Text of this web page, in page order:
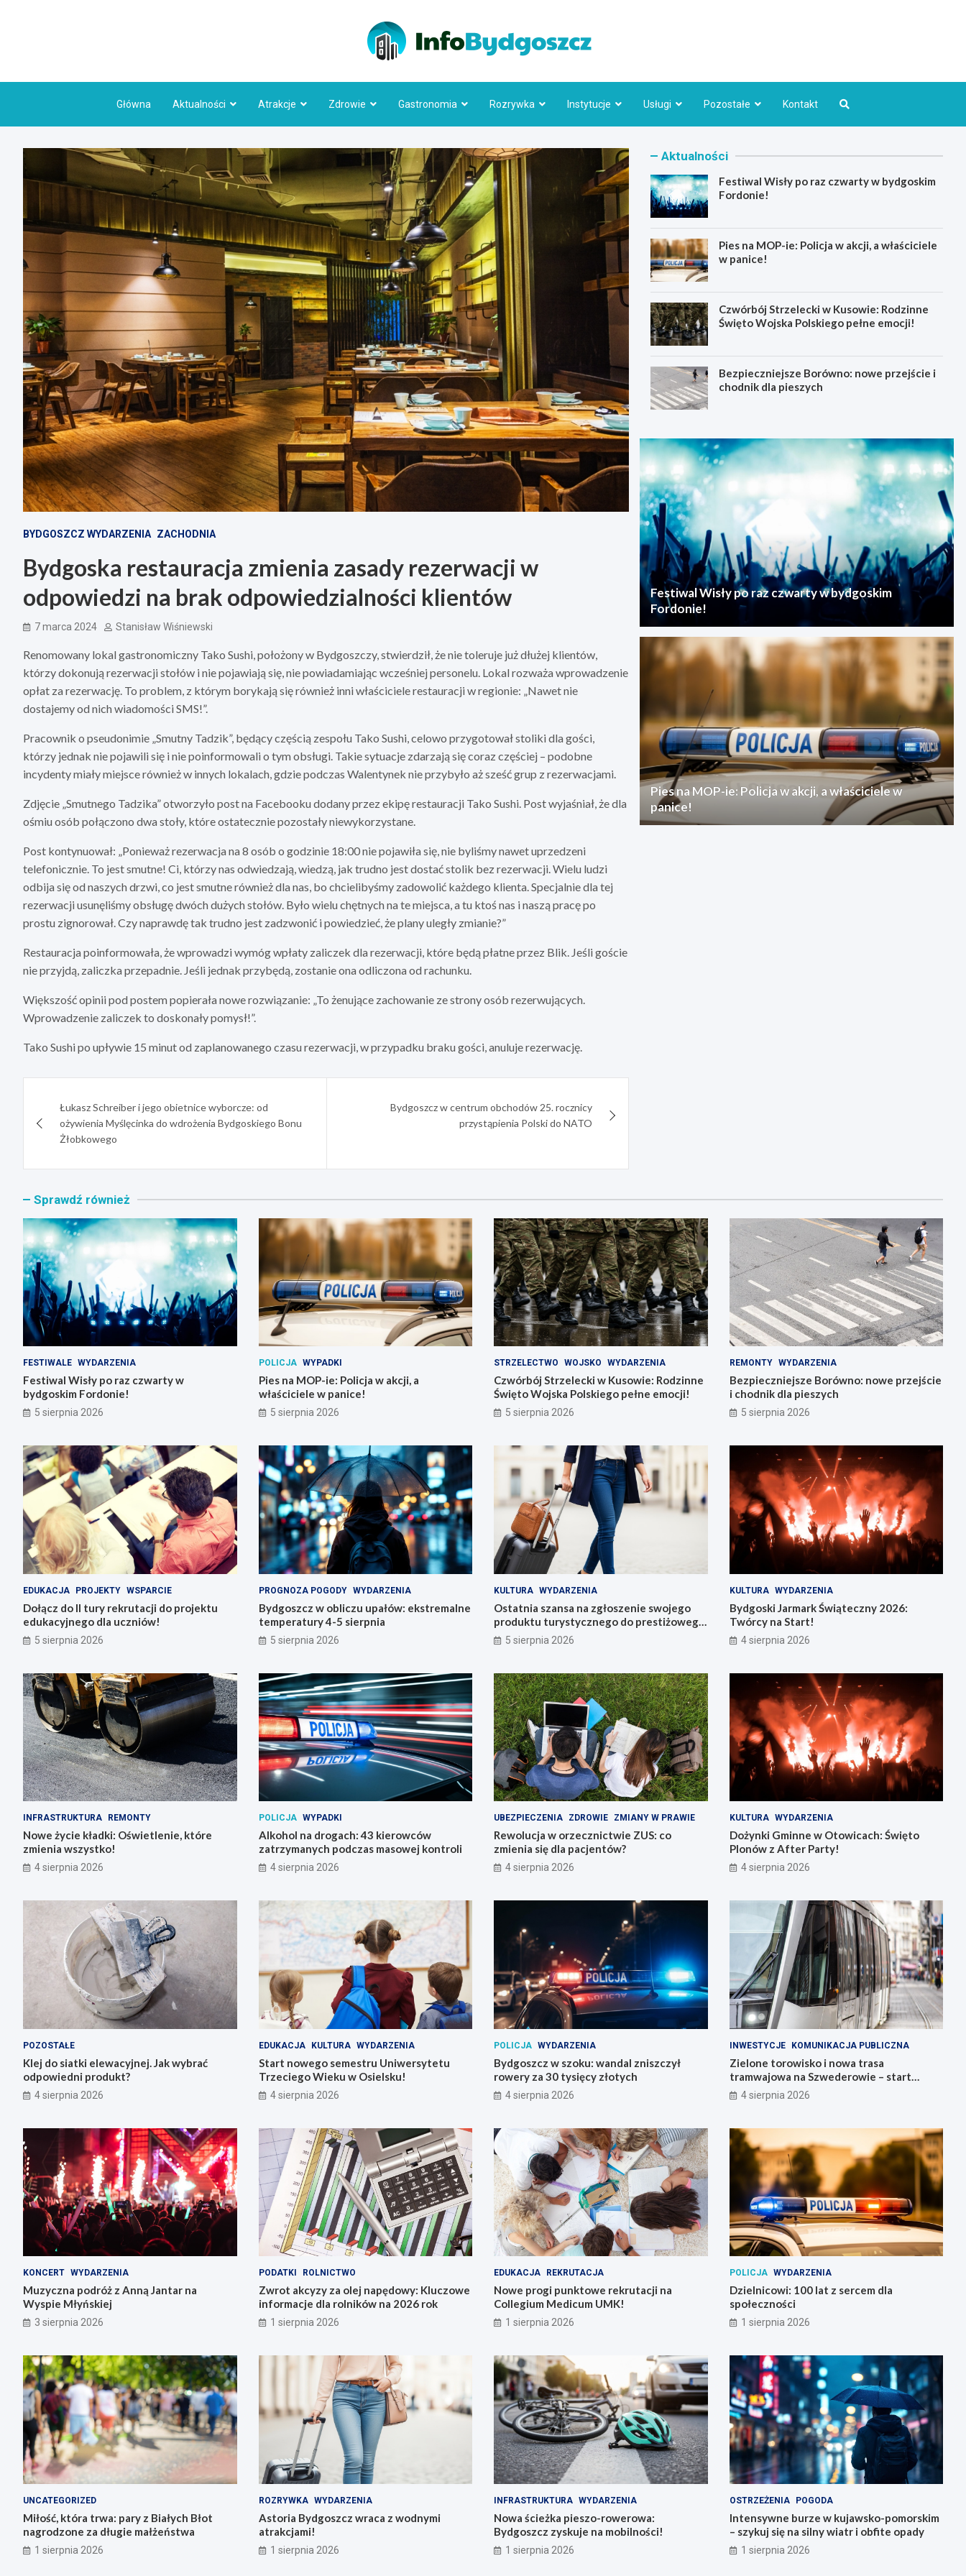
Główna Aktualności Atrakcje Zdrowie Gastronomia Rozrywka Instytucje Usługi Pozostałe Kontakt
BYDGOSZCZ WYDARZENIA ZACHODNIA
Bydgoska restauracja zmienia zasady rezerwacji w
odpowiedzi na brak odpowiedzialności klientów
7 marca 2024 Stanisław Wiśniewski
Renomowany lokal gastronomiczny Tako Sushi, położony w Bydgoszczy, stwierdził, że nie toleruje już dłużej klientów,
którzy dokonują rezerwacji stołów i nie pojawiają się, nie powiadamiając wcześniej personelu. Lokal rozważa wprowadzenie
opłat za rezerwację. To problem, z którym borykają się również inni właściciele restauracji w regionie: „Nawet nie
dostajemy od nich wiadomości SMS!”.
Pracownik o pseudonimie „Smutny Tadzik”, będący częścią zespołu Tako Sushi, celowo przygotował stoliki dla gości,
którzy jednak nie pojawili się i nie poinformowali o tym obsługi. Takie sytuacje zdarzają się coraz częściej – podobne
incydenty miały miejsce również w innych lokalach, gdzie podczas Walentynek nie przybyło aż sześć grup z rezerwacjami.
Zdjęcie „Smutnego Tadzika” otworzyło post na Facebooku dodany przez ekipę restauracji Tako Sushi. Post wyjaśniał, że dla
ośmiu osób połączono dwa stoły, które ostatecznie pozostały niewykorzystane.
Post kontynuował: „Ponieważ rezerwacja na 8 osób o godzinie 18:00 nie pojawiła się, nie byliśmy nawet uprzedzeni
telefonicznie. To jest smutne! Ci, którzy nas odwiedzają, wiedzą, jak trudno jest dostać stolik bez rezerwacji. Wielu ludzi
odbija się od naszych drzwi, co jest smutne również dla nas, bo chcielibyśmy zadowolić każdego klienta. Specjalnie dla tej
rezerwacji usunęliśmy obsługę dwóch dużych stołów. Było wielu chętnych na te miejsca, a tu ktoś nas i naszą pracę po
prostu zignorował. Czy naprawdę tak trudno jest zadzwonić i powiedzieć, że plany uległy zmianie?”
Restauracja poinformowała, że wprowadzi wymóg wpłaty zaliczek dla rezerwacji, które będą płatne przez Blik. Jeśli goście
nie przyjdą, zaliczka przepadnie. Jeśli jednak przybędą, zostanie ona odliczona od rachunku.
Większość opinii pod postem popierała nowe rozwiązanie: „To żenujące zachowanie ze strony osób rezerwujących.
Wprowadzenie zaliczek to doskonały pomysł!”.
Tako Sushi po upływie 15 minut od zaplanowanego czasu rezerwacji, w przypadku braku gości, anuluje rezerwację.
wpisuŁukasz Schreiber i jego obietnice wyborcze: od
ożywienia Myślęcinka do wdrożenia Bydgoskiego Bonu
Żłobkowego
Bydgoszcz w centrum obchodów 25. rocznicy
przystąpienia Polski do NATO
Aktualności
Festiwal Wisły po raz czwarty w bydgoskim
Fordonie!
Pies na MOP-ie: Policja w akcji, a właściciele
w panice!
Czwórbój Strzelecki w Kusowie: Rodzinne
Święto Wojska Polskiego pełne emocji!
Bezpieczniejsze Borówno: nowe przejście i
chodnik dla pieszych
Festiwal Wisły po raz czwarty w bydgoskim
Fordonie!
Pies na MOP-ie: Policja w akcji, a właściciele w
panice!
Sprawdź również
FESTIWALE WYDARZENIA
Festiwal Wisły po raz czwarty w
bydgoskim Fordonie!
5 sierpnia 2026
POLICJA WYPADKI
Pies na MOP-ie: Policja w akcji, a
właściciele w panice!
5 sierpnia 2026
STRZELECTWO WOJSKO WYDARZENIA
Czwórbój Strzelecki w Kusowie: Rodzinne
Święto Wojska Polskiego pełne emocji!
5 sierpnia 2026
REMONTY WYDARZENIA
Bezpieczniejsze Borówno: nowe przejście
i chodnik dla pieszych
5 sierpnia 2026
EDUKACJA PROJEKTY WSPARCIE
Dołącz do II tury rekrutacji do projektu
edukacyjnego dla uczniów!
5 sierpnia 2026
PROGNOZA POGODY WYDARZENIA
Bydgoszcz w obliczu upałów: ekstremalne
temperatury 4-5 sierpnia
5 sierpnia 2026
KULTURA WYDARZENIA
Ostatnia szansa na zgłoszenie swojego
produktu turystycznego do prestiżowego
konkursu POT
5 sierpnia 2026
KULTURA WYDARZENIA
Bydgoski Jarmark Świąteczny 2026:
Twórcy na Start!
4 sierpnia 2026
INFRASTRUKTURA REMONTY
Nowe życie kładki: Oświetlenie, które
zmienia wszystko!
4 sierpnia 2026
POLICJA WYPADKI
Alkohol na drogach: 43 kierowców
zatrzymanych podczas masowej kontroli
4 sierpnia 2026
UBEZPIECZENIA ZDROWIE ZMIANY W PRAWIE
Rewolucja w orzecznictwie ZUS: co
zmienia się dla pacjentów?
4 sierpnia 2026
KULTURA WYDARZENIA
Dożynki Gminne w Otowicach: Święto
Plonów z After Party!
4 sierpnia 2026
POZOSTAŁE
Klej do siatki elewacyjnej. Jak wybrać
odpowiedni produkt?
4 sierpnia 2026
EDUKACJA KULTURA WYDARZENIA
Start nowego semestru Uniwersytetu
Trzeciego Wieku w Osielsku!
4 sierpnia 2026
POLICJA WYDARZENIA
Bydgoszcz w szoku: wandal zniszczył
rowery za 30 tysięcy złotych
4 sierpnia 2026
INWESTYCJE KOMUNIKACJA PUBLICZNA
Zielone torowisko i nowa trasa
tramwajowa na Szwederowie – start
budowy!
4 sierpnia 2026
KONCERT WYDARZENIA
Muzyczna podróż z Anną Jantar na
Wyspie Młyńskiej
3 sierpnia 2026
PODATKI ROLNICTWO
Zwrot akcyzy za olej napędowy: Kluczowe
informacje dla rolników na 2026 rok
1 sierpnia 2026
EDUKACJA REKRUTACJA
Nowe progi punktowe rekrutacji na
Collegium Medicum UMK!
1 sierpnia 2026
POLICJA WYDARZENIA
Dzielnicowi: 100 lat z sercem dla
społeczności
1 sierpnia 2026
UNCATEGORIZED
Miłość, która trwa: pary z Białych Błot
nagrodzone za długie małżeństwa
1 sierpnia 2026
ROZRYWKA WYDARZENIA
Astoria Bydgoszcz wraca z wodnymi
atrakcjami!
1 sierpnia 2026
INFRASTRUKTURA WYDARZENIA
Nowa ścieżka pieszo-rowerowa:
Bydgoszcz zyskuje na mobilności!
1 sierpnia 2026
OSTRZEŻENIA POGODA
Intensywne burze w kujawsko-pomorskim
– szykuj się na silny wiatr i obfite opady
1 sierpnia 2026